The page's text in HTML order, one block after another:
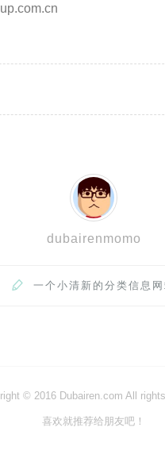
dubairenmomo
 一个小清新的分类信息网
© 2016 Dubairen.com All
喜欢就推荐给朋友吧！